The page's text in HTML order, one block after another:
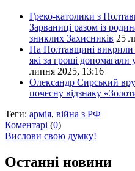
Греко-католики з
Зарваниці разом із
зниклих Захисників 25
На Полтавщині викрили
які за гроші допомагали
липня 2025, 13:16
Олександр Сирський
почесну відзнаку
Теги: армія, війна з РФ
Коментарі (0)
Вислови свою думку!
Останні новини